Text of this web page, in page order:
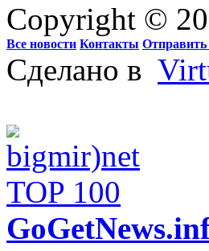
Copyright ©
Все новости Контакты Отправить
Сделано в